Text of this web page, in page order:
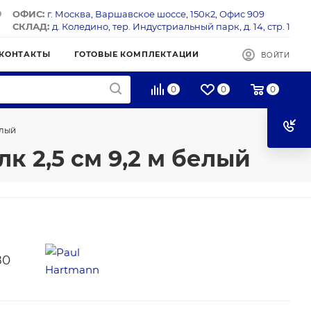
ОФИС: г. Москва, Варшавское шоссе, 150к2, Офис 909
СКЛАД: д. Коледино, тер. Индустриальный парк, д. 14, стр. 1
КОНТАКТЫ ГОТОВЫЕ КОМПЛЕКТАЦИИ ВОЙТИ
0 0 0
2,5 см 9,2 м белый